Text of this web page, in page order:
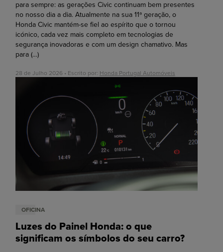
para sempre: as gerações Civic continuam bem presentes
no nosso dia a dia. Atualmente na sua 11ª geração, o
Honda Civic mantém-se fiel ao espírito que o tornou
icónico, cada vez mais completo em tecnologias de
segurança inovadoras e com um design chamativo. Mas
para (…)
28 de Julho 2026 • Escrito por: Honda Portugal Automóveis
OFICINA
Luzes do Painel Honda: o que
significam os símbolos do seu carro?